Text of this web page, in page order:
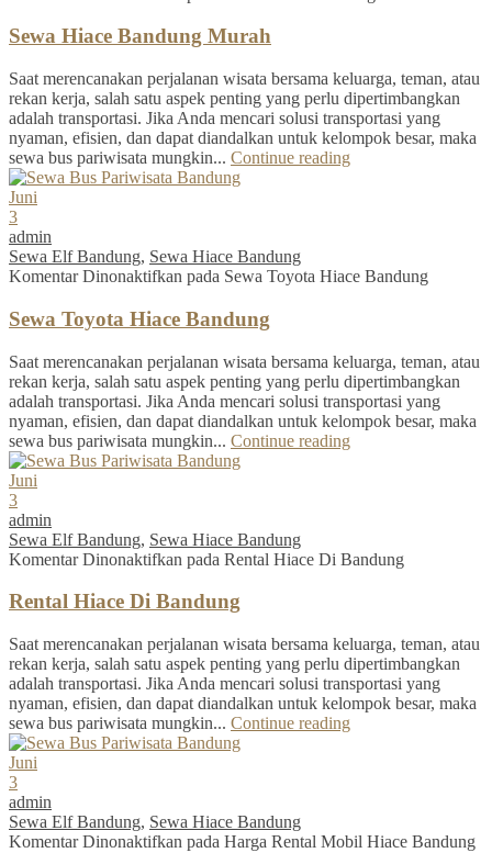
Sewa Hiace Bandung Murah
Saat merencanakan perjalanan wisata bersama keluarga, teman, atau
rekan kerja, salah satu aspek penting yang perlu dipertimbangkan
adalah transportasi. Jika Anda mencari solusi transportasi yang
nyaman, efisien, dan dapat diandalkan untuk kelompok besar, maka
sewa bus pariwisata mungkin... Continue reading
Juni
3
admin
Sewa Elf Bandung, Sewa Hiace Bandung
Komentar Dinonaktifkan pada Sewa Toyota Hiace Bandung
Sewa Toyota Hiace Bandung
Saat merencanakan perjalanan wisata bersama keluarga, teman, atau
rekan kerja, salah satu aspek penting yang perlu dipertimbangkan
adalah transportasi. Jika Anda mencari solusi transportasi yang
nyaman, efisien, dan dapat diandalkan untuk kelompok besar, maka
sewa bus pariwisata mungkin... Continue reading
Juni
3
admin
Sewa Elf Bandung, Sewa Hiace Bandung
Komentar Dinonaktifkan pada Rental Hiace Di Bandung
Rental Hiace Di Bandung
Saat merencanakan perjalanan wisata bersama keluarga, teman, atau
rekan kerja, salah satu aspek penting yang perlu dipertimbangkan
adalah transportasi. Jika Anda mencari solusi transportasi yang
nyaman, efisien, dan dapat diandalkan untuk kelompok besar, maka
sewa bus pariwisata mungkin... Continue reading
Juni
3
admin
Sewa Elf Bandung, Sewa Hiace Bandung
Komentar Dinonaktifkan pada Harga Rental Mobil Hiace Bandung